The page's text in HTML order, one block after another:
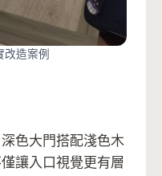
改造案例
色大門搭配淺色木
讓入口視覺更有層